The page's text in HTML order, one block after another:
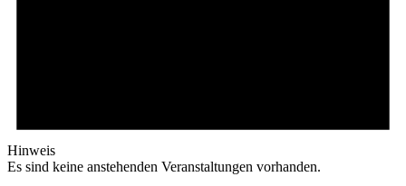
Hinweis
Es sind keine anstehenden Veranstaltungen vorhanden.